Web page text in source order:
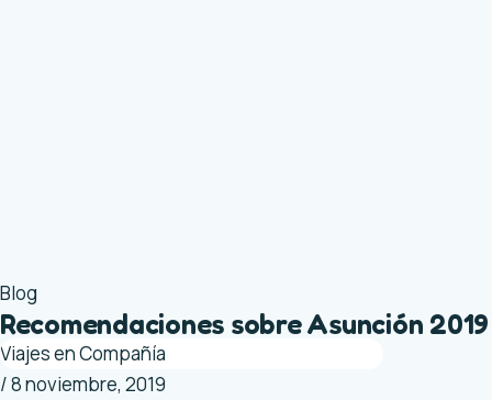
Blog
Recomendaciones sobre Asunción 2019
Viajes en Compañía
/8 noviembre, 2019